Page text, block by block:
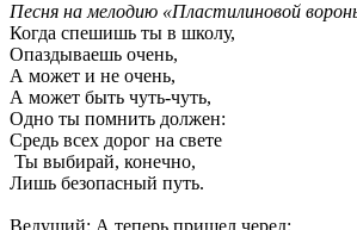
Песня на мелодию «Пластилиновой
Когда спешишь ты в школу,
Опаздываешь очень,
А может и не очень,
А может быть чуть-чуть,
Одно ты помнить должен:
Средь всех дорог на свете
Ты выбирай, конечно,
Лишь безопасный путь.